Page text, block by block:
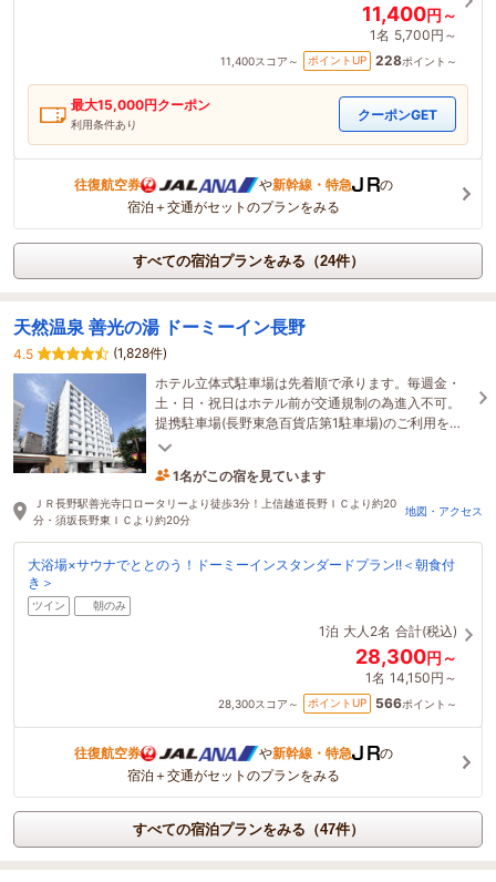
11,400円～
1名 5,700円～
11,400スコア～ ポイントUP 228ポイント～
最大15,000円クーポン
利用条件あり
クーポンGET
往復航空券 や新幹線・特急
の
宿泊＋交通がセットのプランをみる
すべての宿泊プランをみる（24件）
天然温泉 善光の湯 ドーミーイン長野
4.5
(1,828件)
ホテル立体式駐車場は先着順で承ります。毎週金・
土・日・祝日はホテル前が交通規制の為進入不可。
提携駐車場(長野東急百貨店第1駐車場)のご利用をお
願い申し上げます。
1名がこの宿を見ています
27分前に予約されました
ＪＲ長野駅善光寺口ロータリーより徒歩3分！上信越道長野ＩＣより約20
分・須坂長野東ＩＣより約20分
地図・アクセス
大浴場×サウナでととのう！ドーミーインスタンダードプラン!!＜朝食付
き＞
ツイン 朝のみ
1泊 大人2名 合計(税込)
28,300円～
1名 14,150円～
28,300スコア～ ポイントUP 566ポイント～
往復航空券 や新幹線・特急
の
宿泊＋交通がセットのプランをみる
すべての宿泊プランをみる（47件）